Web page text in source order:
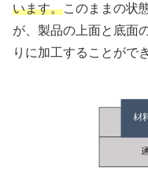
います。このままの状
が、製品の上面と底面
りに加工することがで